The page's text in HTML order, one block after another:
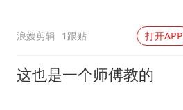
浪嫂剪辑 1跟贴 打开APP
这也是一个师傅教的